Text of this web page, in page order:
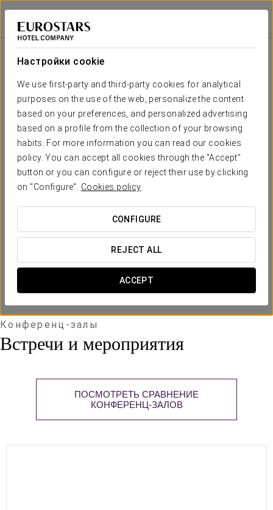
Настройки cookie
We use first-party and third-party cookies for analytical
purposes on the use of the web, personalize the content
based on your preferences, and personalized advertising
based on a profile from the collection of your browsing
habits. For more information you can read our cookies
policy. You can accept all cookies through the "Accept"
button or you can configure or reject their use by clicking
on "Configure". Cookies policy
CONFIGURE
REJECT ALL
ACCEPT
Dorma Casa de Los Linajes
СЕГОВИЯ
Ваше мероприятие в
ЗАПРОСИТЬ СМЕТУ
Конференц-залы
Встречи и мероприятия
ПОСМОТРЕТЬ СРАВНЕНИЕ
КОНФЕРЕНЦ-ЗАЛОВ
Зала
БанкетФуршетКласс ТеатрКабаре
Зал
Falconi
2
x m
altura
80 100 60 4 40 80